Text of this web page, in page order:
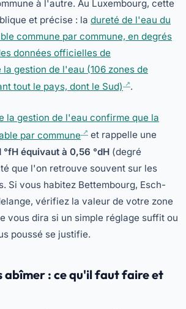
à l'autre. Au Luxembourg, cette
et précise : la dureté de l'eau du
commune par commune, en degrés
données officielles de
gestion de l'eau (106 zones de
tout le pays, dont le Sud)
.
la gestion de l'eau confirme que la
par commune
et rappelle une
°fH équivaut à 0,56 °dH (degré
que l'on retrouve souvent sur les
Si vous habitez Bettembourg, Esch-
vérifiez la valeur de votre zone
vous dira si un simple réglage suffit ou
poussé se justifie.
abîmer : ce qu'il faut faire et